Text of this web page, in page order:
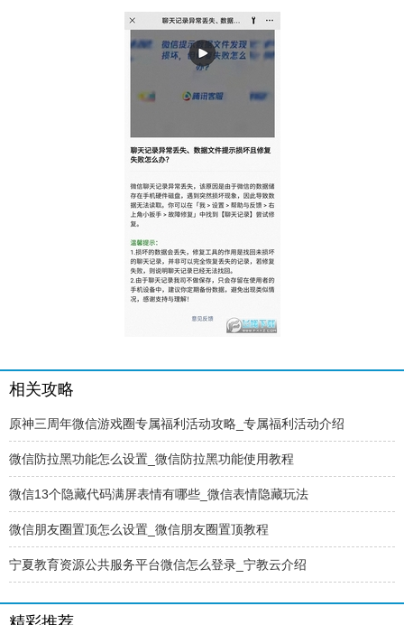
相关攻略
原神三周年微信游戏圈专属福利活动攻略_专属福利活动介绍
微信防拉黑功能怎么设置_微信防拉黑功能使用教程
微信13个隐藏代码满屏表情有哪些_微信表情隐藏玩法
微信朋友圈置顶怎么设置_微信朋友圈置顶教程
宁夏教育资源公共服务平台微信怎么登录_宁教云介绍